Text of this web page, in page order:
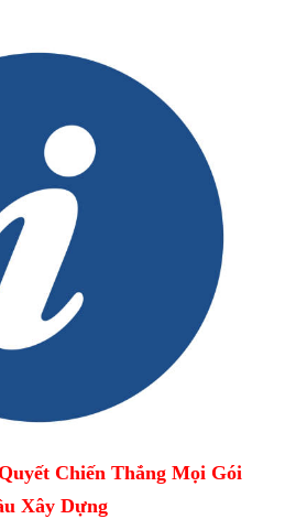
Chiến Thắng Mọi Gói
Xây Dựng